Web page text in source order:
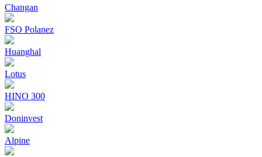
Changan
FSO Polanez
Huanghal
Lotus
HINO 300
Doninvest
Alpine